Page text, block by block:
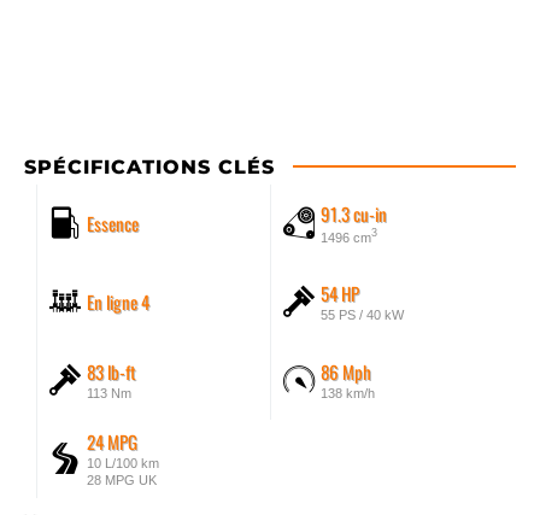
SPÉCIFICATIONS CLÉS
Essence 91.3 cu-in
1496 cm3
En ligne 4 54 HP
55 PS / 40 kW
83 lb-ft
113 Nm
86 Mph
138 km/h
24 MPG
10 L/100 km
28 MPG UK